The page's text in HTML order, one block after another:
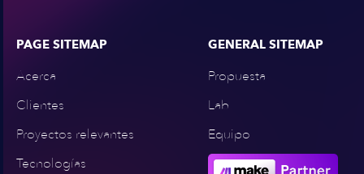
PAGE SITEMAP
Acerca
Clientes
Proyectos relevantes
Tecnologías
GENERAL SITEMAP
Propuesta
Lab
Equipo